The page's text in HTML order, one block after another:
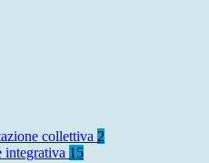
collettiva 2
integrativa 15